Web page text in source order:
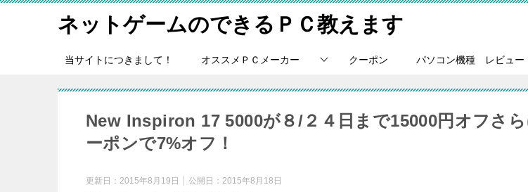
ネットゲームのできるＰＣ教えます
当サイトにつきまして！ オススメＰＣメーカー クーポン パソコン機種 レビュー
New Inspiron 17 5000が８/２４日まで15000円オフさら
ーポンで7%オフ！
更新日： 2015年8月19日 公開日： 2015年8月18日